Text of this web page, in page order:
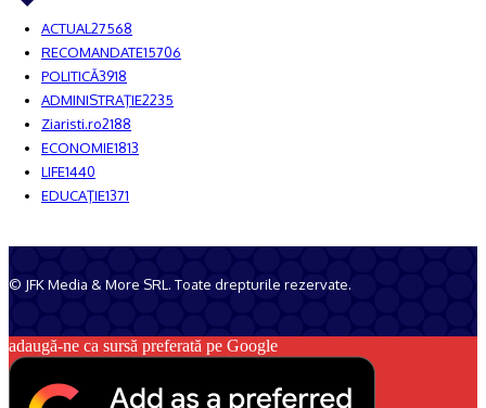
ACTUAL 27568
RECOMANDATE15706
POLITICĂ3918
ADMINISTRAŢIE2235
Ziaristi.ro2188
ECONOMIE1813
LIFE1440
EDUCAŢIE1371
© JFK Media & More SRL. Toate drepturile rezervate.
adaugă-ne ca sursă preferată pe Google